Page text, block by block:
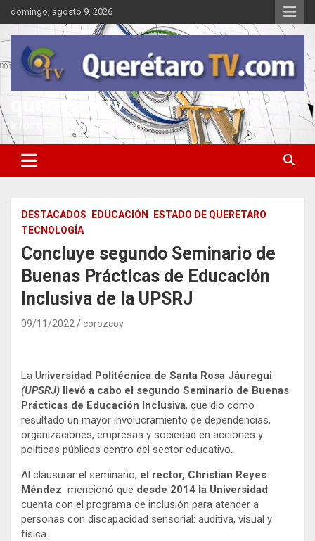
Saltar
al
contenido
domingo, agosto 9, 2026
queretarotv
Información y entretenimiento
DESTACADOS EDUCACIÓN
ESTADO DE QUERETARO
TECNOLOGÍA
Concluye segundo Seminario de
Buenas Prácticas de Educación
Inclusiva de la UPSRJ
09/11/2022 corozcov
La Universidad Politécnica de Santa Rosa Jáuregui
(UPSRJ) llevó a cabo el segundo Seminario de Buenas
Prácticas de Educación Inclusiva, que dio como
resultado un mayor involucramiento de dependencias,
organizaciones, empresas y sociedad en acciones y
políticas públicas dentro del sector educativo.
Al clausurar el seminario, el rector, Christian Reyes
Méndez mencionó que desde 2014 la Universidad
cuenta con el programa de inclusión para atender a
personas con discapacidad sensorial: auditiva, visual y
física.